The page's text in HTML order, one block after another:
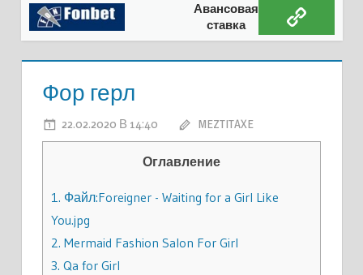
Авансовая
ставка
Фор герл
22.02.2020 В 14:40 MEZTITAXE
Оглавление
1. Файл:Foreigner - Waiting for a Girl Like
You.jpg
2. Mermaid Fashion Salon For Girl
3. Qa for Girl